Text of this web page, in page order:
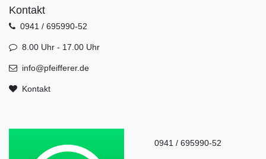
Kontakt
0941 / 695990-52
8.00 Uhr - 17.00 Uhr
info@pfeifferer.de
Kontakt
0941 / 695990-52